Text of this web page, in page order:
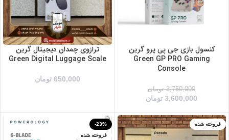
کنسول بازی جی پی پرو گرین
Green GP PRO Gaming
Console
3,750,000 تومان
3,600,000 تومان
ترازوی چمدان دیجیتال گرین
Green Digital Luggage Scale
650,000 تومان
فروخته شده
آبی
-23%
فروخته شده